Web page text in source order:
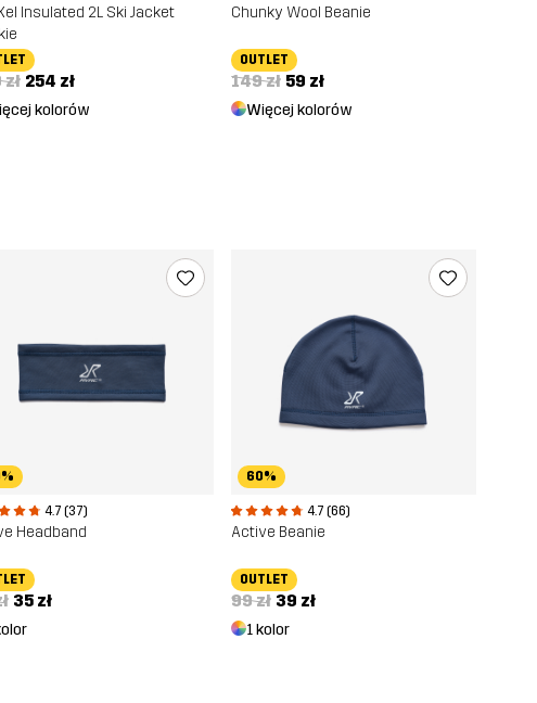
Insulated 2L Ski Jacket
254 zł
kolorów
Chunky Wool Beanie
OUTLET
149 zł 59 zł
Więcej kolorów
4.7 (37)
Headband
35 zł
60%
4.7 (66)
Active Beanie
OUTLET
99 zł 39 zł
1 kolor